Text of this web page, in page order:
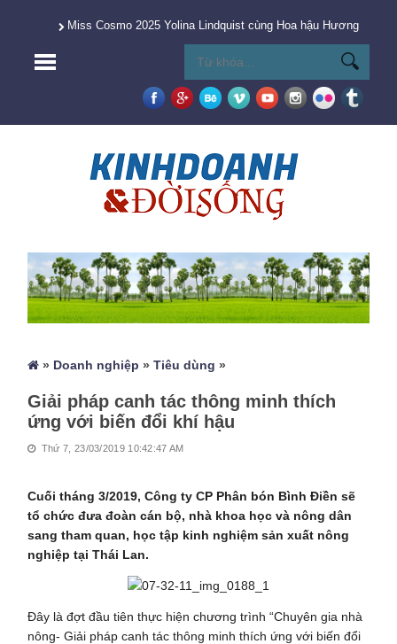
Miss Cosmo 2025 Yolina Lindquist cùng Hoa hậu Hương
» Doanh nghiệp »Tiêu dùng »
Giải pháp canh tác thông minh thích
ứng với biến đổi khí hậu
Thứ 7, 23/03/2019 10:42:47 AM
Cuối tháng 3/2019, Công ty CP Phân bón Bình Điền sẽ
tổ chức đưa đoàn cán bộ, nhà khoa học và nông dân
sang tham quan, học tập kinh nghiệm sản xuất nông
nghiệp tại Thái Lan.
Đây là đợt đầu tiên thực hiện chương trình “Chuyên gia nhà
nông- Giải pháp canh tác thông minh thích ứng với biến đổi